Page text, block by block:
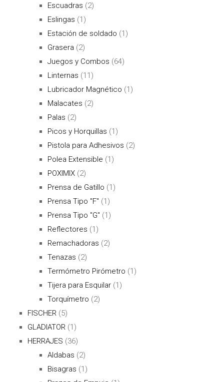
Escuadras (2)
Eslingas (1)
Estación de soldado (1)
Grasera (2)
Juegos y Combos (64)
Linternas (11)
Lubricador Magnético (1)
Malacates (2)
Palas (2)
Picos y Horquillas (1)
Pistola para Adhesivos (2)
Polea Extensible (1)
POXIMIX (2)
Prensa de Gatillo (1)
Prensa Tipo "F" (1)
Prensa Tipo "G" (1)
Reflectores (1)
Remachadoras (2)
Tenazas (2)
Termómetro Pirómetro (1)
Tijera para Esquilar (1)
Torquímetro (2)
FISCHER (5)
GLADIATOR (1)
HERRAJES (36)
Aldabas (2)
Bisagras (1)